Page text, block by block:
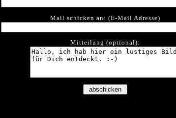
Mail schicken an: (E-Mail Adresse)
Mitteilung (optional):